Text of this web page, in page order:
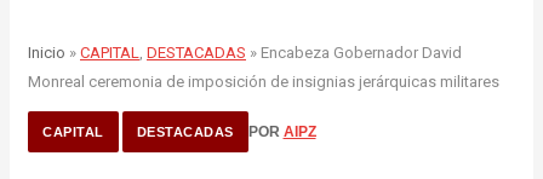
Inicio » CAPITAL, DESTACADAS » Encabeza Gobernador David
Monreal ceremonia de imposición de insignias jerárquicas militares
CAPITAL DESTACADAS POR AIPZ